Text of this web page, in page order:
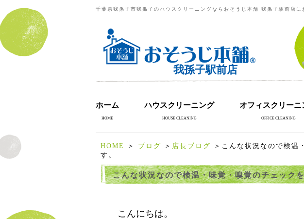
千葉県我孫子市我孫子のハウスクリーニングならおそうじ本舗 我孫子駅前店に
我孫子駅前店
ホーム
HOME
ハウスクリーニング
HOUSE CLEANING
オフィスクリーニ
OFFICE CLEANING
HOME ＞ ブログ ＞ 店長ブログ
＞こんな状況なので検温
す。
こんな状況なので検温・味覚・嗅覚のチェック
こんにちは。